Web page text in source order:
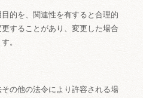
的を、関連性を有すると合理的
することがあり、変更した場合
。
の他の法令により許容される場